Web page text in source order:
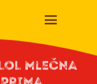
mlečna